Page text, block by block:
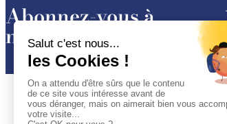
Abonnez-vous à
notre newsletter